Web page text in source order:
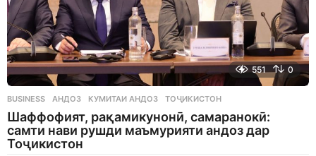
551 0
BUSINESS АНДОЗ ,КУМИТАИ АНДОЗ ,ТОҶИКИСТОН
Шаффофият, рақамикунонӣ, самаранокӣ:
самти нави рушди маъмурияти андоз дар
Тоҷикистон